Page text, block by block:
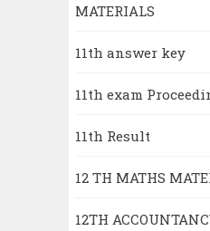
MATERIALS
11th answer key
11th exam
11th Result
12 TH MATHS
12TH